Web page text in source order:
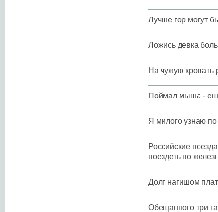
Лучше гор могут
Ложись девка
На чужую кровать
Поймал мыша -
Я милого узнаю по
Российские
поездеть по
Долг нагишом
Обещанного три